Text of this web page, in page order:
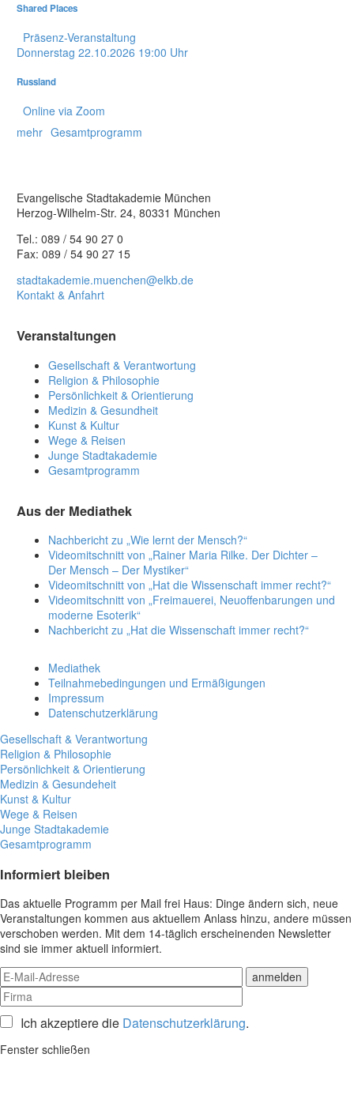
Shared Places
Präsenz-Veranstaltung
Donnerstag 22.10.2026 19:00 Uhr
Russland
Online via Zoom
mehr Gesamtprogramm
Evangelische Stadtakademie München
Herzog-Wilhelm-Str. 24, 80331 München
Tel.: 089 / 54 90 27 0
Fax: 089 / 54 90 27 15
stadtakademie.muenchen@elkb.de
Kontakt & Anfahrt
Veranstaltungen
Gesellschaft & Verantwortung
Religion & Philosophie
Persönlichkeit & Orientierung
Medizin & Gesundheit
Kunst & Kultur
Wege & Reisen
Junge Stadtakademie
Gesamtprogramm
Aus der Mediathek
Nachbericht zu „Wie lernt der Mensch?“
Videomitschnitt von „Rainer Maria Rilke. Der Dichter –
Der Mensch – Der Mystiker“
Videomitschnitt von „Hat die Wissenschaft immer recht?“
Videomitschnitt von „Freimauerei, Neuoffenbarungen und
moderne Esoterik“
Nachbericht zu „Hat die Wissenschaft immer recht?“
Mediathek
Teilnahmebedingungen und Ermäßigungen
Impressum
Datenschutzerklärung
Gesellschaft & Verantwortung
Religion & Philosophie
Persönlichkeit & Orientierung
Medizin & Gesundeheit
Kunst & Kultur
Wege & Reisen
Junge Stadtakademie
Gesamtprogramm
Informiert bleiben
Das aktuelle Programm per Mail frei Haus: Dinge ändern sich, neue
Veranstaltungen kommen aus aktuellem Anlass hinzu, andere müssen
verschoben werden. Mit dem 14-täglich erscheinenden Newsletter
sind sie immer aktuell informiert.
Ich akzeptiere die Datenschutzerklärung.
Fenster schließen